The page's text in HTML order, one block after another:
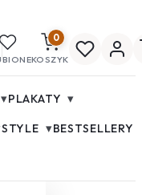
0
KOSZYK
▾PLAKATY ▾
STYLE ▾BESTSELLERY